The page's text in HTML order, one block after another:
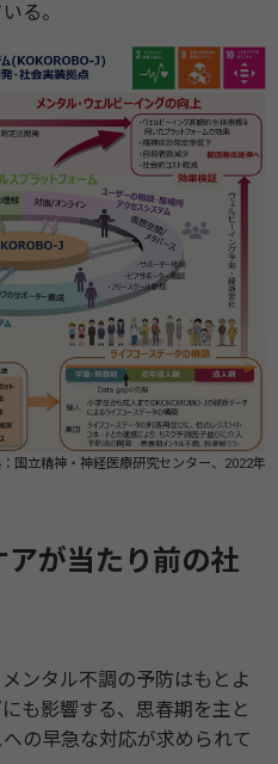
る。
国立精神・神経医療研究センター、2022年
アが当たり前の社
ンタル不調の予防はもとよ
も影響する、思春期を主と
の早急な対応が求められて